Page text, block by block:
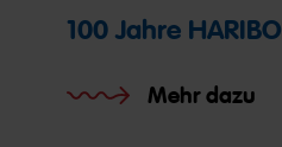
100 Jahre HARIBO
Mehr dazu